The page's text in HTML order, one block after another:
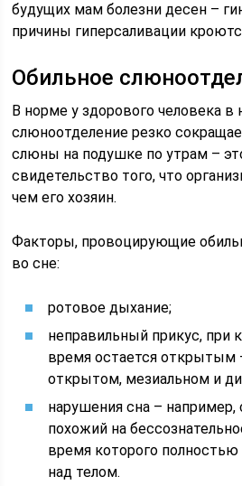
будущих мам болезни десен –
причины гиперсаливации
Обильное
В норме у здорового человека в
слюноотделение резко
слюны на подушке по утрам –
свидетельство того, что
чем его хозяин.
Факторы, провоцирующие
во сне:
ротовое дыхание;
неправильный прикус, при
время остается открытым
открытом, мезиальном и
нарушения сна –
похожий на
время которого полностью
над телом.